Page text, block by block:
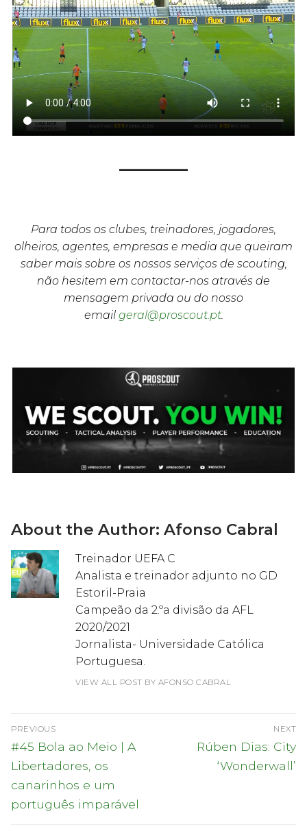
Para todos os clubes, treinadores, jogadores,
olheiros, agentes, empresas e media que queiram
saber mais sobre os nossos serviços de scouting,
não hesitem em contactar-nos através de
mensagem privada ou do nosso
email geral@proscout.pt.
About the Author: Afonso Cabral
Treinador UEFA C
Analista e treinador adjunto no GD
Estoril-Praia
Campeão da 2.ºa divisão da AFL
2020/2021
Jornalista- Universidade Católica
Portuguesa.
VIEW ALL POST BY AFONSO CABRAL
Navegação
de
artigos
PREVIOUS
Previous
post:
#45 Bola ao Meio | A
Libertadores, os
canarinhos e um
português imparável
NEXT
Next
post:
Rúben Dias: City
‘Wonderwall’